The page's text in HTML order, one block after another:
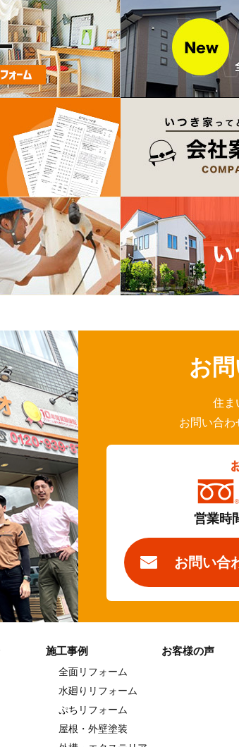
お
住ま
お問い合わ
営業時
お問い合
施工事例
全面リフォーム
水廻りリフォーム
ぷちリフォーム
屋根・外壁塗装
お客様の声